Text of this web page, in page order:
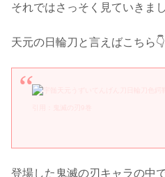
それではさっそく見ていきま
天元の日輪刀と言えばこちら👇
登場した鬼滅の刃キャラの中